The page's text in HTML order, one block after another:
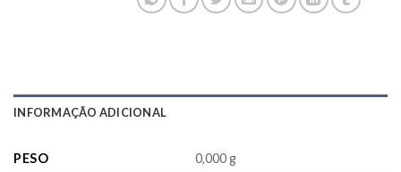
INFORMAÇÃO ADICIONAL
PESO 0,000 g